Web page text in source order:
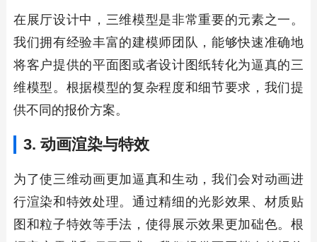
在展厅设计中，三维模型是非常重要的元素之一。
我们拥有经验丰富的建模师团队，能够快速准确地
将客户提供的平面图或者设计图纸转化为逼真的三
维模型。根据模型的复杂程度和细节要求，我们提
供不同的报价方案。
3. 动画渲染与特效
为了使三维动画更加逼真和生动，我们会对动画进
行渲染和特效处理。通过精细的光影效果、材质贴
图和粒子特效等手法，使得展示效果更加础色。根